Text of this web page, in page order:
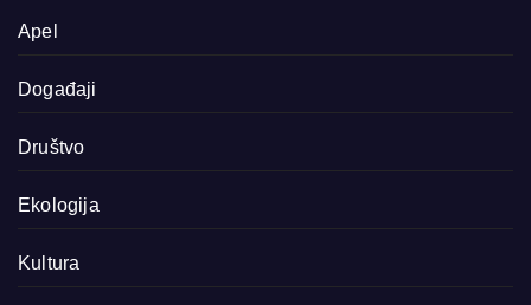
Apel
Događaji
Društvo
Ekologija
Kultura